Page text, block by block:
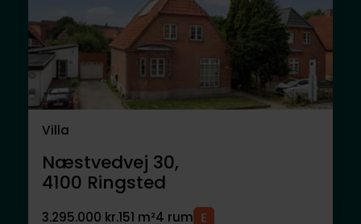
Villa
Næstvedvej 30,
4100 Ringsted
3.295.000 kr.151 m²4 rum